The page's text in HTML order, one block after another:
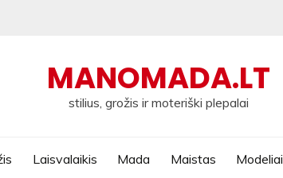
MANOMADA.LT
stilius, grožis ir moteriški plepalai
Laisvalaikis Mada Maistas Modeliai